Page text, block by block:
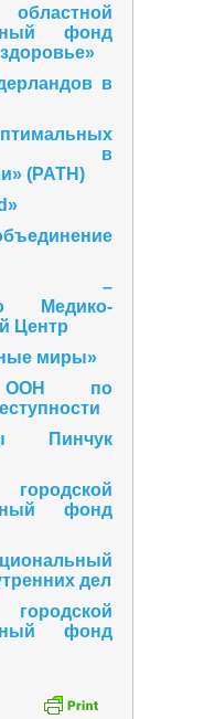
фонд
в
в
(PATH)
–
Медико-
Центр
миры»
ООН по
Пинчук
фонд
дел
фонд